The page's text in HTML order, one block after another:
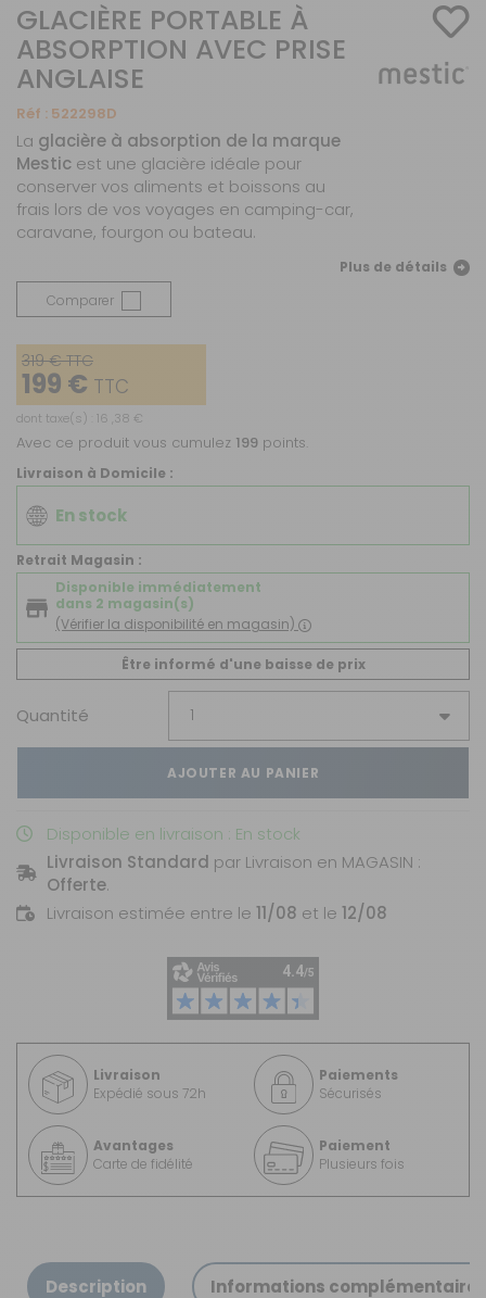
GLACIÈRE PORTABLE À
ABSORPTION AVEC PRISE
ANGLAISE
Réf : 522298D
La glacière à absorption de la marque
Mestic est une glacière idéale pour
conserver vos aliments et boissons au
frais lors de vos voyages en camping-car,
caravane, fourgon ou bateau.
Plus de détails
Comparer
319 € TTC
199 € TTC
dont taxe(s) : 16 ,38 €
Avec ce produit vous cumulez 199 points.
Livraison à Domicile :
En stock
Retrait Magasin :
Disponible immédiatement
dans 2 magasin(s)
(Vérifier la disponibilité en magasin)
Être informé d'une baisse de prix
Quantité
AJOUTER AU PANIER
Disponible en livraison : En stock
Livraison Standard par Livraison en MAGASIN :
Offerte.
Livraison estimée entre le 11/08 et le 12/08
Livraison
Expédié sous 72h
Paiements
Sécurisés
Avantages
Carte de fidélité
Paiement
Plusieurs fois
Description Informations complémentaires